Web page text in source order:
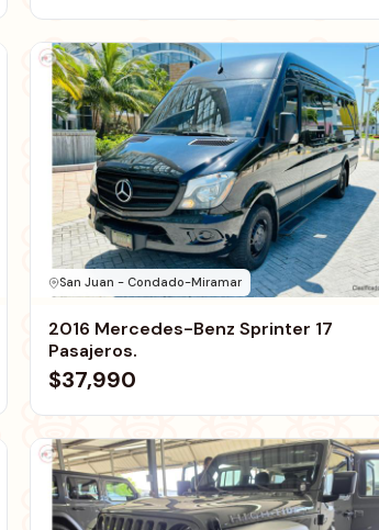
San Juan - Condado-Miramar
2016 Mercedes-Benz Sprinter 17
Pasajeros.
$37,990